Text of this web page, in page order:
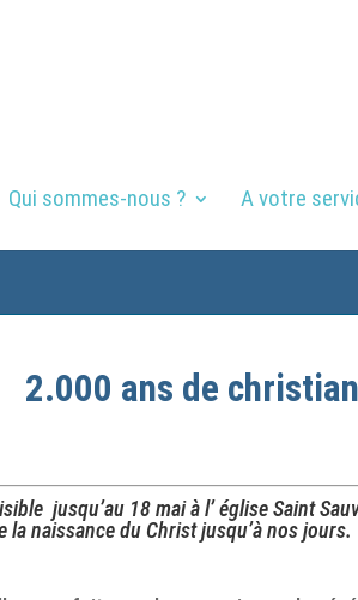
Qui sommes-nous ? A votre
2.000 ans de
jusqu’au 18 mai à l’ église Saint
la naissance du Christ jusqu’à nos jours.